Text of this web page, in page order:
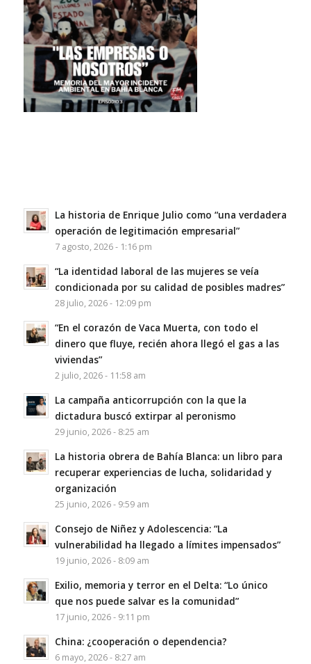
La historia de Enrique Julio como “una verdadera
operación de legitimación empresarial”
7 agosto, 2026 - 1:16 pm
“La identidad laboral de las mujeres se veía
condicionada por su calidad de posibles madres”
28 julio, 2026 - 12:09 pm
“En el corazón de Vaca Muerta, con todo el
dinero que fluye, recién ahora llegó el gas a las
viviendas”
2 julio, 2026 - 11:58 am
La campaña anticorrupción con la que la
dictadura buscó extirpar al peronismo
29 junio, 2026 - 8:25 am
La historia obrera de Bahía Blanca: un libro para
recuperar experiencias de lucha, solidaridad y
organización
25 junio, 2026 - 9:59 am
Consejo de Niñez y Adolescencia: “La
vulnerabilidad ha llegado a límites impensados”
19 junio, 2026 - 8:09 am
Exilio, memoria y terror en el Delta: “Lo único
que nos puede salvar es la comunidad”
17 junio, 2026 - 9:11 pm
China: ¿cooperación o dependencia?
6 mayo, 2026 - 8:27 am